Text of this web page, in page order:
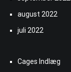
august 2022
juli 2022
Cages Indlæg